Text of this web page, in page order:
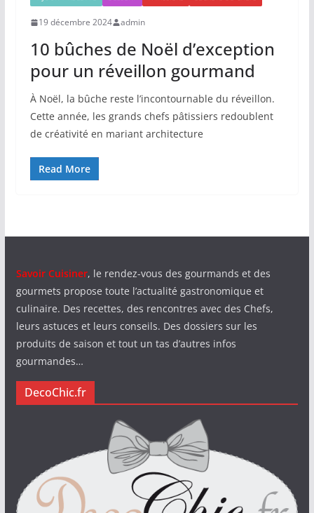
19 décembre 2024 admin
10 bûches de Noël d’exception
pour un réveillon gourmand
À Noël, la bûche reste l’incontournable du réveillon.
Cette année, les grands chefs pâtissiers redoublent
de créativité en mariant architecture
Read More
Savoir Cuisiner, le rendez-vous des gourmands et des
gourmets propose toute l’actualité gastronomique et
culinaire. Des recettes, des rencontres avec des Chefs,
leurs astuces et leurs conseils. Des dossiers sur les
produits de saison et tout un tas d’autres infos
gourmandes…
DecoChic.fr